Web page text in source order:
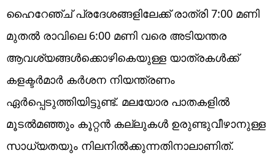
ഹൈറേഞ്ച് പ്രദേശങ്ങളിലേക്ക് രാത്രി 7:00 മണി
മുതൽ രാവിലെ 6:00 മണി വരെ അടിയന്തര
ആവശ്യങ്ങൾക്കൊഴികെയുള്ള യാത്രകൾക്ക്
കളക്ടർമാർ കർശന നിയന്ത്രണം
ഏർപ്പെടുത്തിയിട്ടുണ്ട്. മലയോര പാതകളിൽ
മൂടൽമഞ്ഞും കൂറ്റൻ കല്ലുകൾ ഉരുണ്ടുവീഴാനുള്ള
സാധ്യതയും നിലനിൽക്കുന്നതിനാലാണിത്.